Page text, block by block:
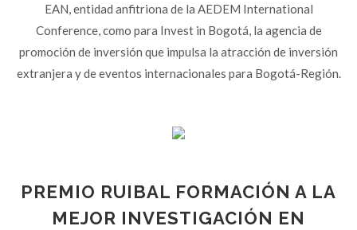
EAN, entidad anfitriona de la AEDEM International
Conference, como para Invest in Bogotá, la agencia de
promoción de inversión que impulsa la atracción de inversión
extranjera y de eventos internacionales para Bogotá-Región.
PREMIO RUIBAL FORMACIÓN A LA
MEJOR INVESTIGACIÓN EN